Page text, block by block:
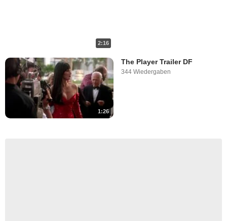
2:16
1:26
The Player Trailer DF
344 Wiedergaben